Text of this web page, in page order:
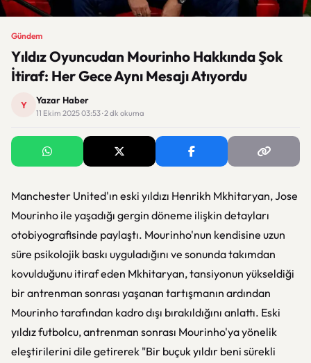
Gündem
Yıldız Oyuncudan Mourinho Hakkında Şok
İtiraf: Her Gece Aynı Mesajı Atıyordu
Y Yazar Haber
11 Ekim 2025 03:53 · 2 dk okuma
Manchester United'ın eski yıldızı Henrikh Mkhitaryan, Jose
Mourinho ile yaşadığı gergin döneme ilişkin detayları
otobiyografisinde paylaştı. Mourinho'nun kendisine uzun
süre psikolojik baskı uyguladığını ve sonunda takımdan
kovulduğunu itiraf eden Mkhitaryan, tansiyonun yükseldiği
bir antrenman sonrası yaşanan tartışmanın ardından
Mourinho tarafından kadro dışı bırakıldığını anlattı. Eski
yıldız futbolcu, antrenman sonrası Mourinho'ya yönelik
eleştirilerini dile getirerek "Bir buçuk yıldır beni sürekli